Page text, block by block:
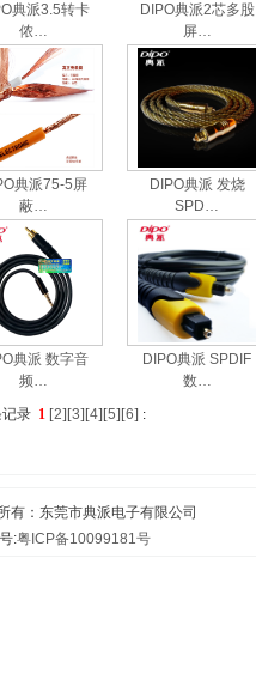
典派3.5转卡
侬…
DIPO典派2芯多股
屏…
典派75-5屏
蔽…
DIPO典派 发烧
SPD…
典派 数字音
频…
DIPO典派 SPDIF
数…
录 1 [2][3][4][5][6] :
有：东莞市典派电子有限公司
:粤ICP备10099181号